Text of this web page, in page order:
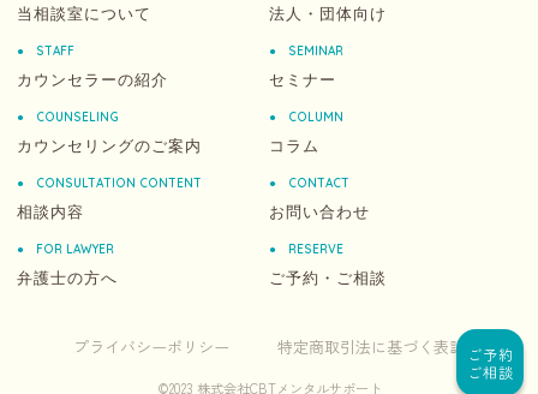
当相談室について
STAFF
カウンセラーの紹介
COUNSELING
カウンセリングのご案内
CONSULTATION CONTENT
相談内容
FOR LAWYER
弁護士の方へ
法人・団体向け
SEMINAR
セミナー
COLUMN
コラム
CONTACT
お問い合わせ
RESERVE
ご予約・ご相談
プライバシーポリシー 特定商取引法に基づく表記
©️2023 株式会社CBTメンタルサポート
ご予約
ご相談